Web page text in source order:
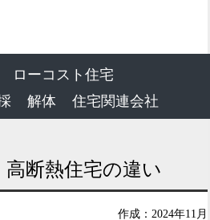
ローコスト住宅
解体 住宅関連会社
高断熱住宅の違い
作成：2024年11月